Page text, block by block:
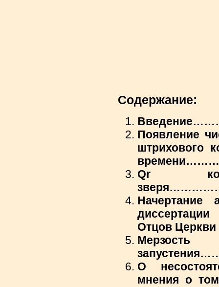
Содержание:
Появление
штрихового
Qr
Начертание
Отцов Церкви
Мерзость
О
мнения о